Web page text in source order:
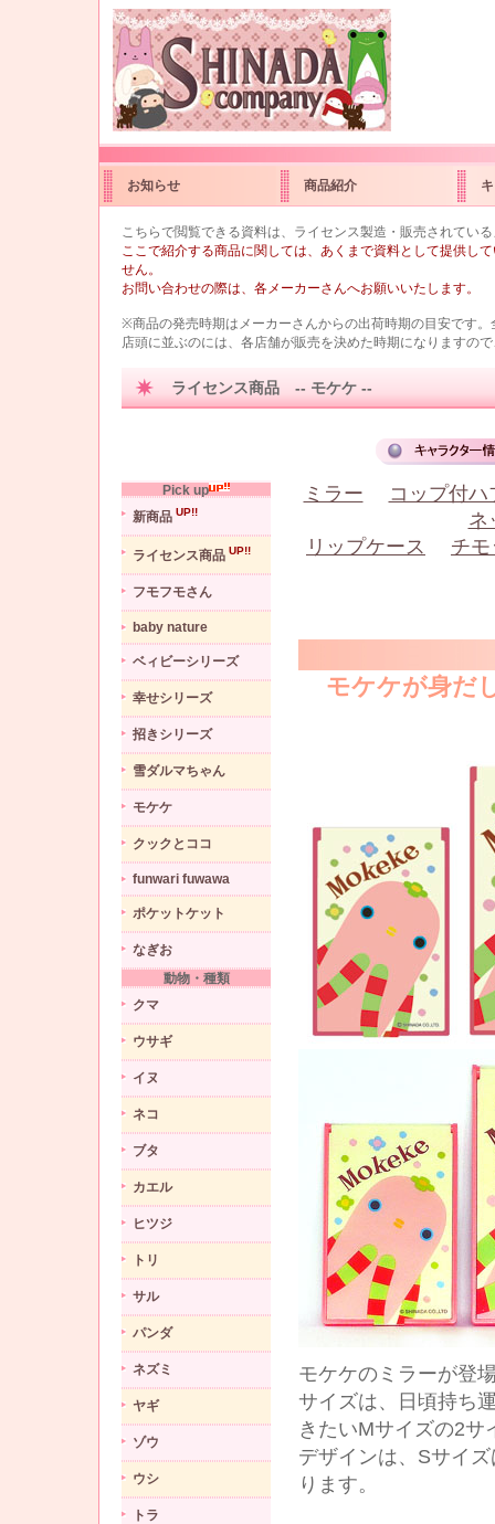
お知らせ 商品紹介
こちらで閲覧できる資料は、ライセンス製造・販売されてい
ここで紹介する商品に関しては、あくまで資料として提供し
せん。
お問い合わせの際は、各メーカーさんへお願いいたします。
※商品の発売時期はメーカーさんからの出荷時期の目安です
店頭に並ぶのには、各店舗が販売を決めた時期になりますの
ライセンス商品 -- モケケ --
Pick up
新商品 UP!!
ライセンス商品 UP!!
フモフモさん
baby nature
ベィビーシリーズ
幸せシリーズ
招きシリーズ
雪ダルマちゃん
モケケ
クックとココ
funwari fuwawa
ポケットケット
なぎお
動物・種類
クマ
ウサギ
イヌ
ネコ
ブタ
カエル
ヒツジ
トリ
サル
パンダ
ネズミ
ヤギ
ゾウ
ウシ
トラ
ミラー
コップ付
ネ
リップケース
チ
モケケが身だ
モケケのミラーが登
サイズは、日頃持ち
きたいMサイズの2サ
デザインは、Sサイ
ります。